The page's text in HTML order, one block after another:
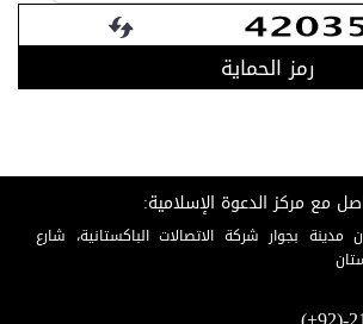
رمز الحماية
مع مركز الدعوة الإسلامية:
مدينة بجوار شركة الاتصالات الباكستانية، شارع